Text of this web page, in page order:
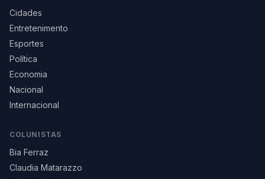
Cidades
Entretenimento
Esportes
Política
Economia
Nacional
Internacional
COLUNISTAS
Bia Ferraz
Claudia Matarazzo